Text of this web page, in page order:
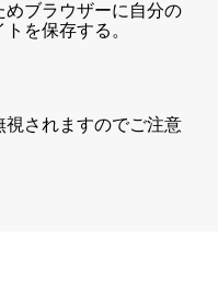
めブラウザーに自分の
を保存する。
視されますのでご注意